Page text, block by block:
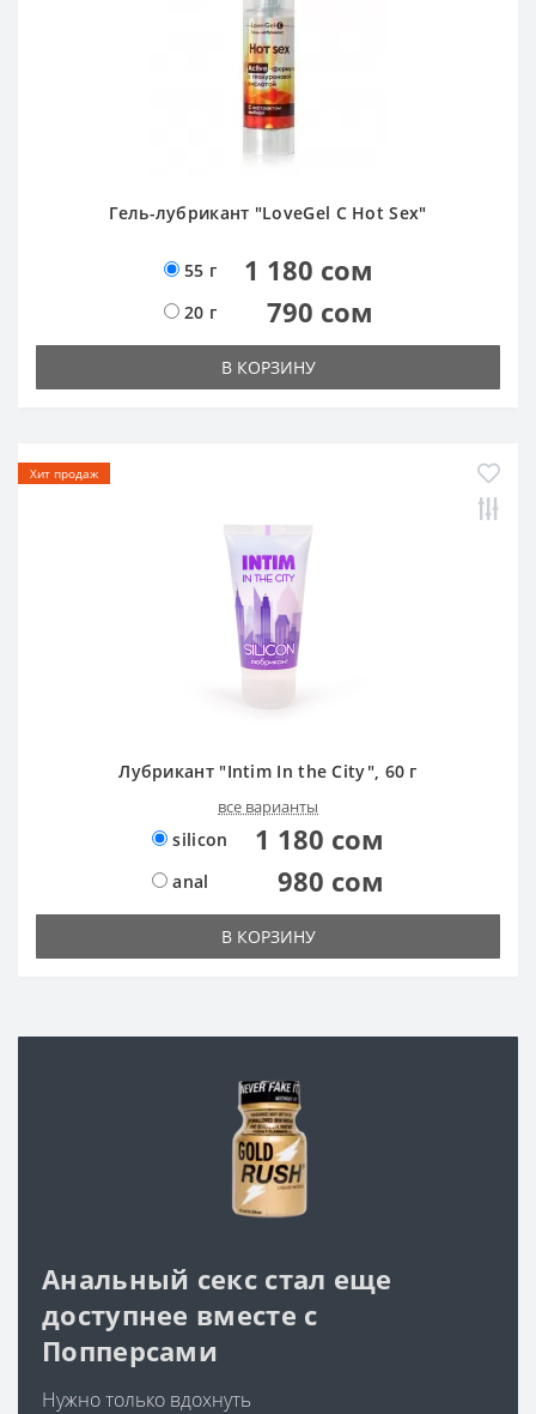
Гель-лубрикант "LoveGel C Hot Sex"
55 г 1 180 сом
20 г 790 сом
В КОРЗИНУ
Хит продаж
Лубрикант "Intim In the City", 60 г
все варианты
silicon 1 180 сом
anal 980 сом
В КОРЗИНУ
Анальный секс стал еще
доступнее вместе с
Попперсами
Нужно только вдохнуть